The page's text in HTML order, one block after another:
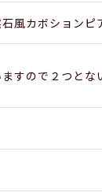
風カボションピ
すので２つと